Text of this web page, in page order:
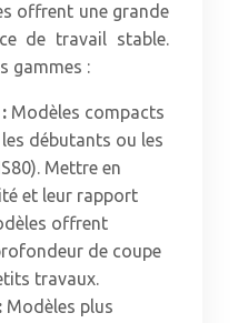
offrent une grande
de travail stable.
gammes :
Modèles compacts
débutants ou les
Mettre en
et leur rapport
offrent
de coupe
travaux.
Modèles plus